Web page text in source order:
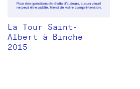
La Tour Saint-
Albert à Binche
2015